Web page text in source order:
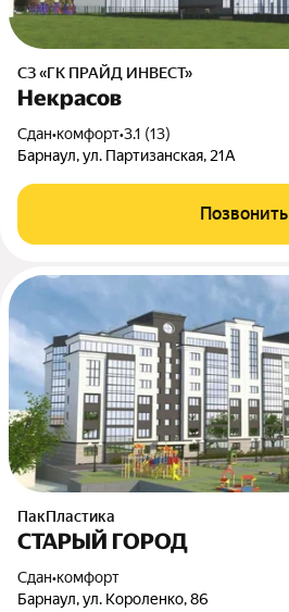
СЗ «ГК ПРАЙД ИНВЕСТ»
Некрасов
Сдан•комфорт•3.1 (13)
Барнаул, ул. Партизанская, 21А
Позвонить
ПакПластика
СТАРЫЙ ГОРОД
Сдан•комфорт
Барнаул, ул. Короленко, 86